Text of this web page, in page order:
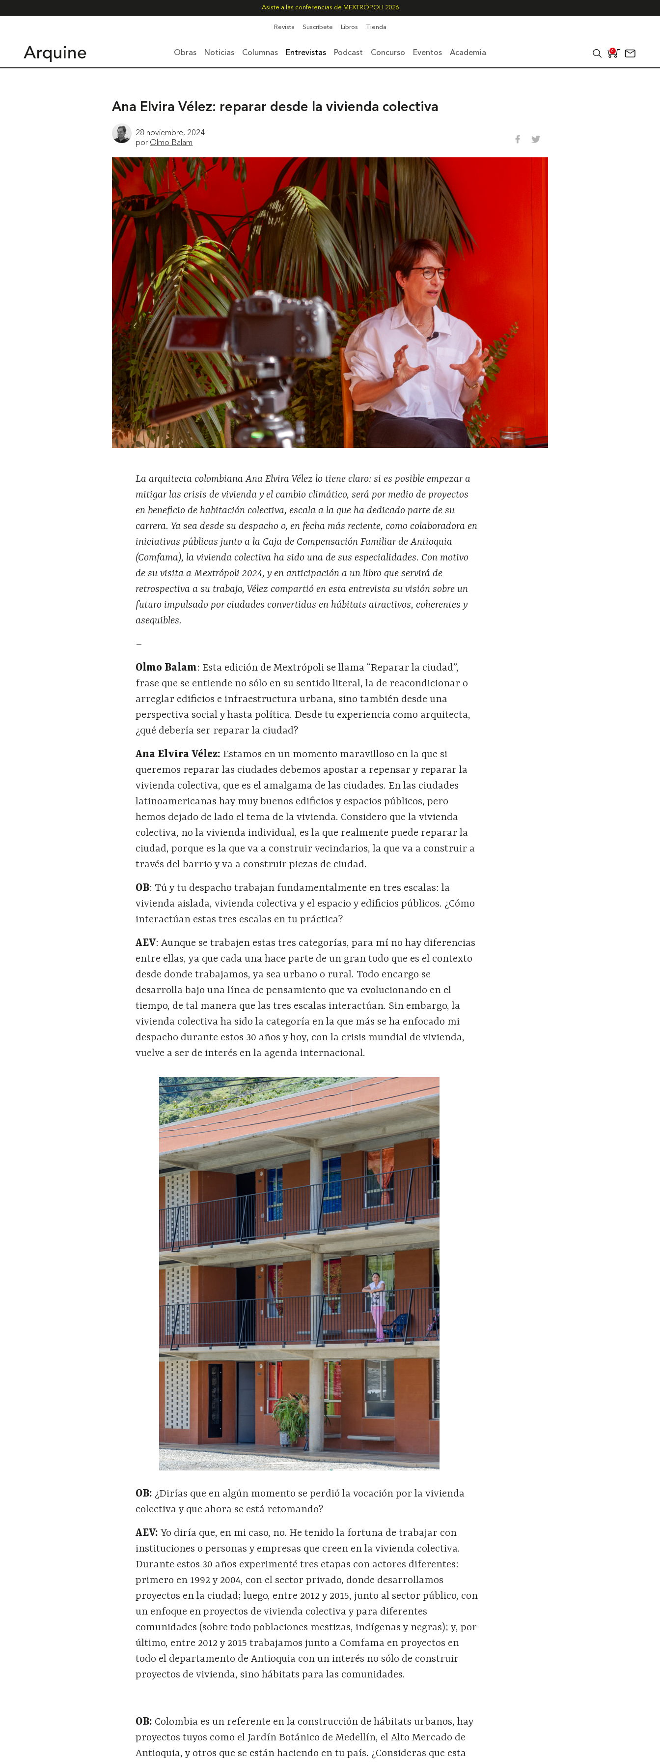
Asiste a las conferencias de MEXTRÓPOLI 2026
Revista Suscríbete Libros Tienda
Obras Noticias Columnas Entrevistas Podcast Concurso Eventos Academia 0
Ana Elvira Vélez: reparar desde la vivienda colectiva
28 noviembre, 2024
por Olmo Balam
La arquitecta colombiana Ana Elvira Vélez lo tiene claro: si es posible empezar a
mitigar las crisis de vivienda y el cambio climático, será por medio de proyectos
en beneficio de habitación colectiva, escala a la que ha dedicado parte de su
carrera. Ya sea desde su despacho o, en fecha más reciente, como colaboradora en
iniciativas públicas junto a la Caja de Compensación Familiar de Antioquia
(Comfama), la vivienda colectiva ha sido una de sus especialidades. Con motivo
de su visita a Mextrópoli 2024, y en anticipación a un libro que servirá de
retrospectiva a su trabajo, Vélez compartió en esta entrevista su visión sobre un
futuro impulsado por ciudades convertidas en hábitats atractivos, coherentes y
asequibles.
–
Olmo Balam: Esta edición de Mextrópoli se llama “Reparar la ciudad”,
frase que se entiende no sólo en su sentido literal, la de reacondicionar o
arreglar edificios e infraestructura urbana, sino también desde una
perspectiva social y hasta política. Desde tu experiencia como arquitecta,
¿qué debería ser reparar la ciudad?
Ana Elvira Vélez: Estamos en un momento maravilloso en la que si
queremos reparar las ciudades debemos apostar a repensar y reparar la
vivienda colectiva, que es el amalgama de las ciudades. En las ciudades
latinoamericanas hay muy buenos edificios y espacios públicos, pero
hemos dejado de lado el tema de la vivienda. Considero que la vivienda
colectiva, no la vivienda individual, es la que realmente puede reparar la
ciudad, porque es la que va a construir vecindarios, la que va a construir a
través del barrio y va a construir piezas de ciudad.
OB: Tú y tu despacho trabajan fundamentalmente en tres escalas: la
vivienda aislada, vivienda colectiva y el espacio y edificios públicos. ¿Cómo
interactúan estas tres escalas en tu práctica?
AEV: Aunque se trabajen estas tres categorías, para mí no hay diferencias
entre ellas, ya que cada una hace parte de un gran todo que es el contexto
desde donde trabajamos, ya sea urbano o rural. Todo encargo se
desarrolla bajo una línea de pensamiento que va evolucionando en el
tiempo, de tal manera que las tres escalas interactúan. Sin embargo, la
vivienda colectiva ha sido la categoría en la que más se ha enfocado mi
despacho durante estos 30 años y hoy, con la crisis mundial de vivienda,
vuelve a ser de interés en la agenda internacional.
OB: ¿Dirías que en algún momento se perdió la vocación por la vivienda
colectiva y que ahora se está retomando?
AEV: Yo diría que, en mi caso, no. He tenido la fortuna de trabajar con
instituciones o personas y empresas que creen en la vivienda colectiva.
Durante estos 30 años experimenté tres etapas con actores diferentes:
primero en 1992 y 2004, con el sector privado, donde desarrollamos
proyectos en la ciudad; luego, entre 2012 y 2015, junto al sector público, con
un enfoque en proyectos de vivienda colectiva y para diferentes
comunidades (sobre todo poblaciones mestizas, indígenas y negras); y, por
último, entre 2012 y 2015 trabajamos junto a Comfama en proyectos en
todo el departamento de Antioquia con un interés no sólo de construir
proyectos de vivienda, sino hábitats para las comunidades.
OB: Colombia es un referente en la construcción de hábitats urbanos, hay
proyectos tuyos como el Jardín Botánico de Medellín, el Alto Mercado de
Antioquia, y otros que se están haciendo en tu país. ¿Consideras que esta